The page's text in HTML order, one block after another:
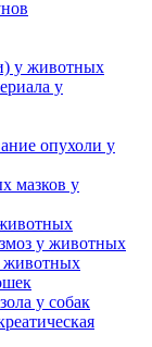
у животных
у
опухоли у
мазков у
у животных
животных
у собак